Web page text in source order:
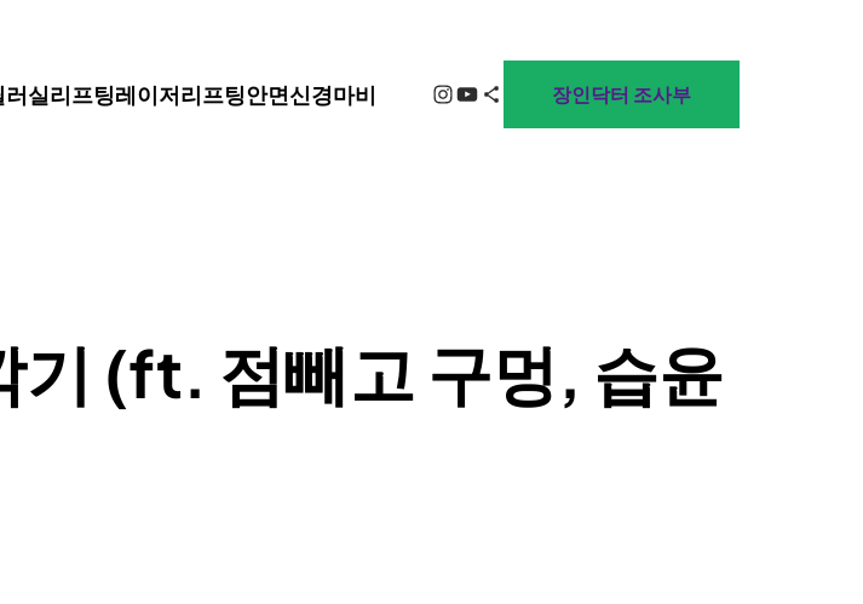
실리프팅레이저리프팅안면신경마비 Instagram
YouTube
Share Icon 장인닥터 조사부
기 (ft. 점빼고 구멍, 습윤